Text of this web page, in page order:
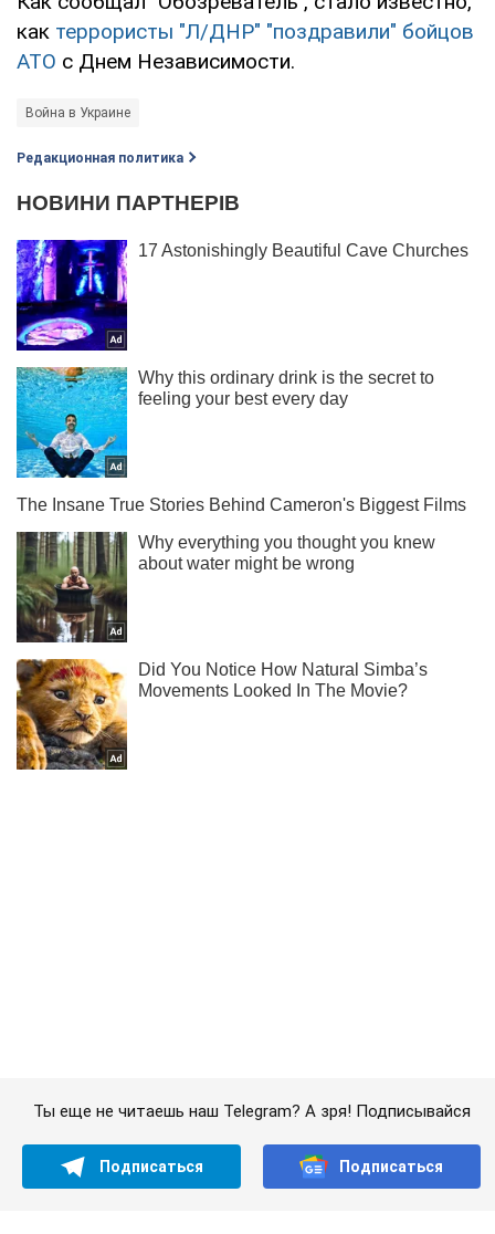
как террористы "Л/ДНР" "поздравили" бойцов
АТО с Днем Независимости.
Война в Украине
Редакционная политика